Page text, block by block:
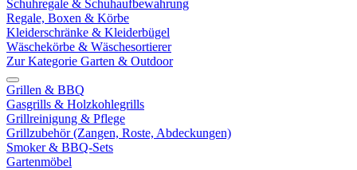
Schuhregale & Schuhaufbewahrung
Regale, Boxen & Körbe
Kleiderschränke & Kleiderbügel
Wäschekörbe & Wäschesortierer
Zur Kategorie Garten & Outdoor
Grillen & BBQ
Gasgrills & Holzkohlegrills
Grillreinigung & Pflege
Grillzubehör (Zangen, Roste, Abdeckungen)
Smoker & BBQ-Sets
Gartenmöbel